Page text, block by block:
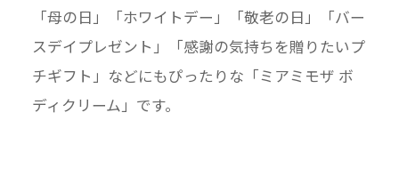
「母の日」「ホワイトデー」「敬老の日」「バー
スデイプレゼント」「感謝の気持ちを贈りたいプ
チギフト」などにもぴったりな「ミアミモザ ボ
ディクリーム」です。